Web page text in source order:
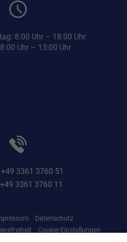
8:00 Uhr – 18:00 Uhr
Uhr – 13:00 Uhr
3361 3760 51
3361 3760 11
Datenschutz
Cookie-Einstellungen